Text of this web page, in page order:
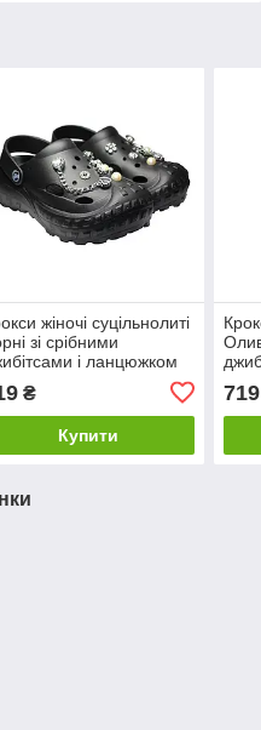
жіночі суцільнолиті
зі срібними
і ланцюжком
₴
Купити
719